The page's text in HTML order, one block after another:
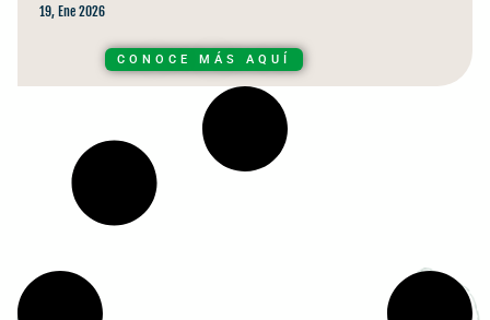
19, Ene 2026
CONOCE MÁS AQUÍ